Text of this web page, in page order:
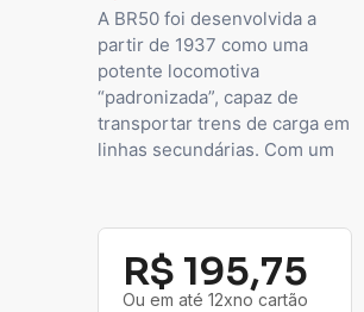
A BR50 foi desenvolvida a
partir de 1937 como uma
potente locomotiva
“padronizada”, capaz de
transportar trens de carga em
linhas secundárias. Com um
R$ 195,75
Ou em até 12xno cartão